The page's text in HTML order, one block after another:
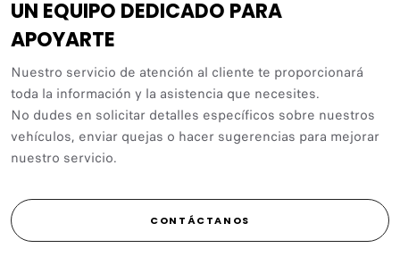
UN EQUIPO DEDICADO PARA
APOYARTE
Nuestro servicio de atención al cliente te proporcionará
toda la información y la asistencia que necesites.
No dudes en solicitar detalles específicos sobre nuestros
vehículos, enviar quejas o hacer sugerencias para mejorar
nuestro servicio.
CONTÁCTANOS